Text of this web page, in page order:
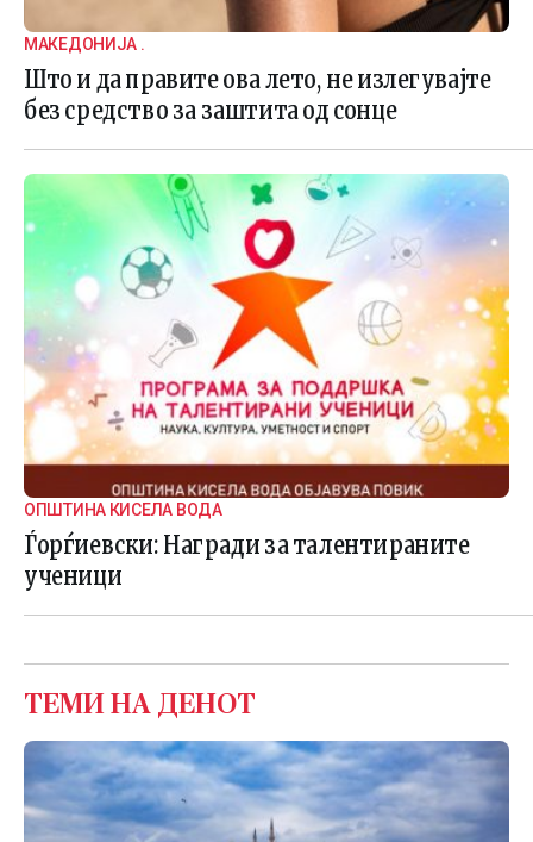
МАКЕДОНИЈА .
Што и да правите ова лето, не излегувајте
без средство за заштита од сонце
ОПШТИНА КИСЕЛА ВОДА
Ѓорѓиевски: Награди за талентираните
ученици
ТЕМИ НА ДЕНОТ